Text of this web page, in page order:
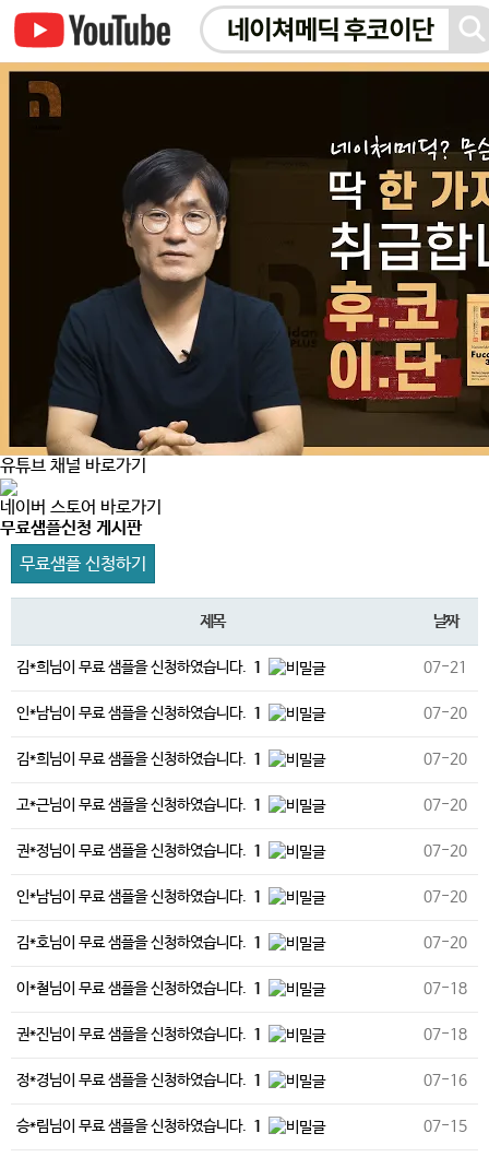
유튜브 채널 바로가기
네이버 스토어 바로가기
무료샘플신청 게시판
무료샘플 신청하기
제목 날짜
김*희님이 무료 샘플을 신청하였습니다. 1 07-21
인*남님이 무료 샘플을 신청하였습니다. 1 07-20
김*희님이 무료 샘플을 신청하였습니다. 1 07-20
고*근님이 무료 샘플을 신청하였습니다. 1 07-20
권*정님이 무료 샘플을 신청하였습니다. 1 07-20
인*남님이 무료 샘플을 신청하였습니다. 1 07-20
김*호님이 무료 샘플을 신청하였습니다. 1 07-20
이*철님이 무료 샘플을 신청하였습니다. 1 07-18
권*진님이 무료 샘플을 신청하였습니다. 1 07-18
정*경님이 무료 샘플을 신청하였습니다. 1 07-16
승*림님이 무료 샘플을 신청하였습니다. 1 07-15